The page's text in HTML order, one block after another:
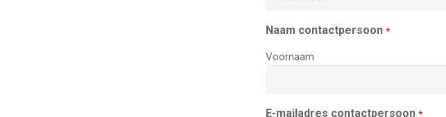
Naam contactpersoon *
Voornaam
E-mailadres contactpersoon *